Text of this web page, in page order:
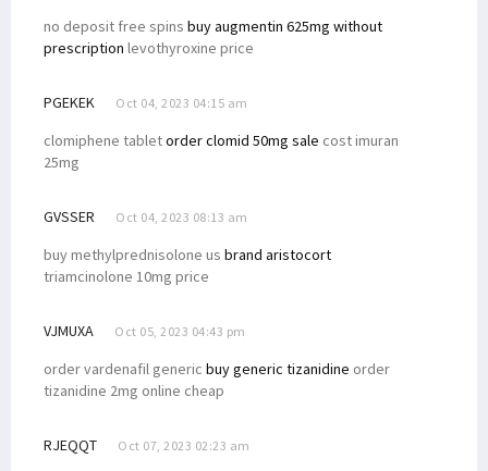
no deposit free spins buy augmentin 625mg without
prescription levothyroxine price
PGEKEK Oct 04, 2023 04:15 am
clomiphene tabletorder clomid 50mg sale cost imuran
25mg
GVSSER Oct 04, 2023 08:13 am
buy methylprednisolone us brand aristocort
triamcinolone 10mg price
VJMUXA Oct 05, 2023 04:43 pm
order vardenafil generic buy generic tizanidine order
tizanidine 2mg online cheap
RJEQQT Oct 07, 2023 02:23 am